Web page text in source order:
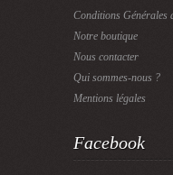
Conditions Générales
Notre boutique
Nous contacter
Qui sommes-nous ?
Mentions légales
Facebook